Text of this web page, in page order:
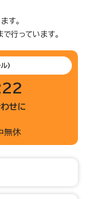
す。
行っています。
ル)
せに
無休